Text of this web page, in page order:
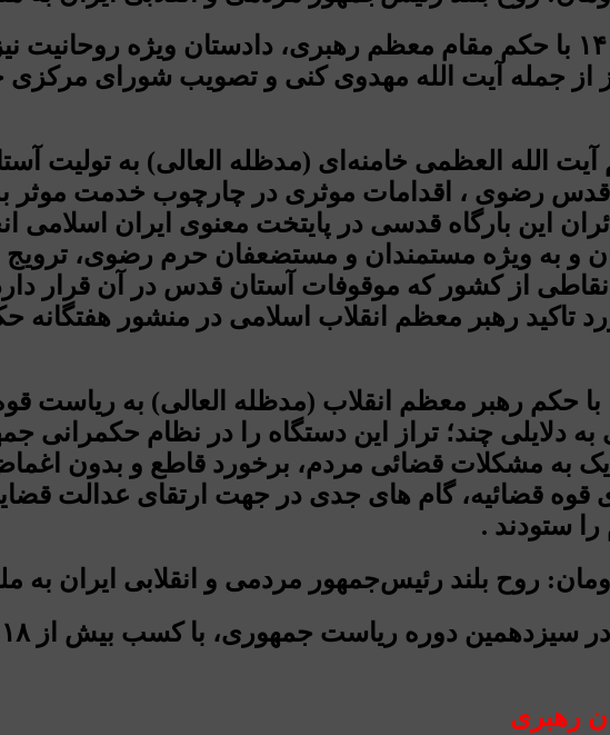
از جمله آیت‌ الله مهدوی کنی و تصویب شورای مرکزی
با حکم آیت الله العظمی خامنه‌ای (مدظله العالی) به
رضوی ، اقدامات موثری در چارچوب خدمت موثر
این بارگاه قدسی در پایتخت معنوی ایران اسلامی
و به ویژه مستمندان و مستضعفان حرم رضوی،
از کشور که موقوفات آستان قدس در آن قرار
تاکید رهبر معظم انقلاب اسلامی در منشور
آیت الله رئیسی در ۱۶ اسفند سال ۱۳۹۷ با حکم رهبر معظم انقلاب (مدظله
چند؛ تراز این دستگاه را در نظام حکمرانی
به مشکلات قضائی مردم، برخورد قاطع و بدون
قضائیه، گام های جدی در جهت ارتقای عدالت
را ستودند .
رهبری